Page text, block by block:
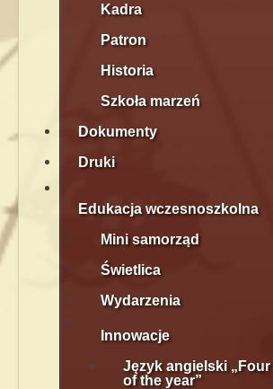
Kadra
Patron
Historia
Szkoła marzeń
Dokumenty
Druki
Edukacja wczesnoszkolna
Mini samorząd
Świetlica
Wydarzenia
Innowacje
Język angielski
of the year”